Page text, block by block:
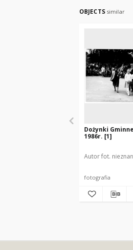
OBJECTS similar
Dożynki
1986r. [1]
Autor fot.
fotografia